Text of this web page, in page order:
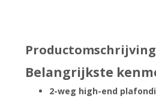
Productomschrijving
Belangrijkste
2-weg high-end